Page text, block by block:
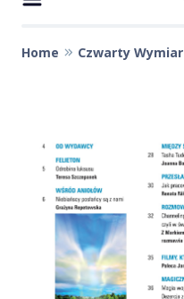
Home Czwarty Wymiar